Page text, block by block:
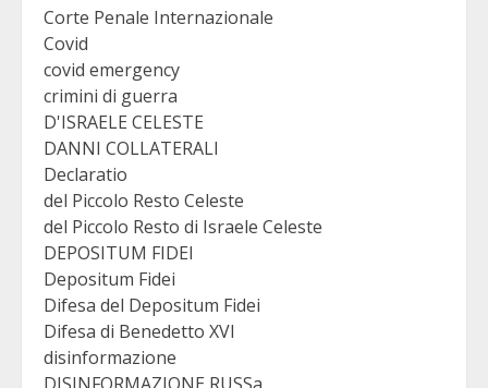
Corte Penale Internazionale
Covid
covid emergency
crimini di guerra
D'ISRAELE CELESTE
DANNI COLLATERALI
Declaratio
del Piccolo Resto Celeste
del Piccolo Resto di Israele Celeste
DEPOSITUM FIDEI
Depositum Fidei
Difesa del Depositum Fidei
Difesa di Benedetto XVI
disinformazione